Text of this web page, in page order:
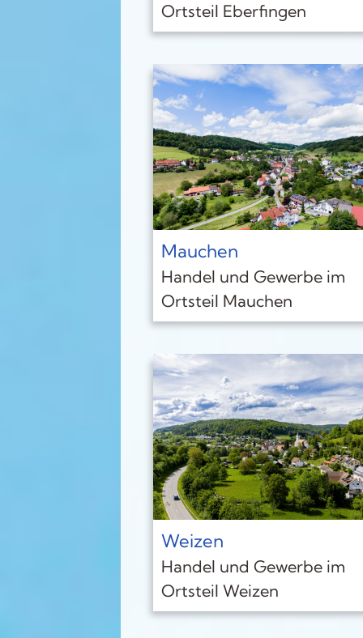
Ortsteil Eberfingen
Mauchen
Handel und Gewerbe im
Ortsteil Mauchen
Weizen
Handel und Gewerbe im
Ortsteil Weizen